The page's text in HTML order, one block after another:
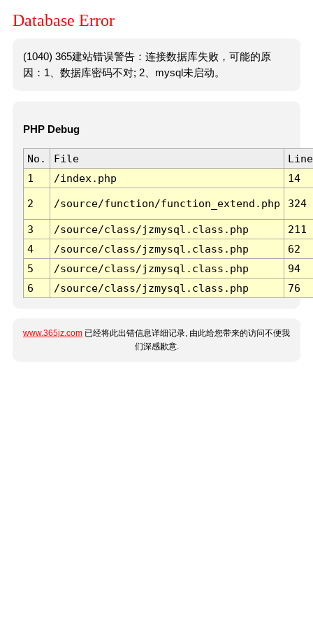
Database Error
(1040) 365建站错误警告：连接数据库失败，可能的原
因：1、数据库密码不对; 2、mysql未启动。
PHP Debug
No. File
Line
1
/index.php 14
2 /source/function/function_extend.php 324
3 /source/class/jzmysql.class.php
211
4
/source/class/jzmysql.class.php
62
5
/source/class/jzmysql.class.php
94
6
/source/class/jzmysql.class.php 76
www.365jz.com 已经将此出错信息详细记录, 由此给您带来的访问不便我
们深感歉意.